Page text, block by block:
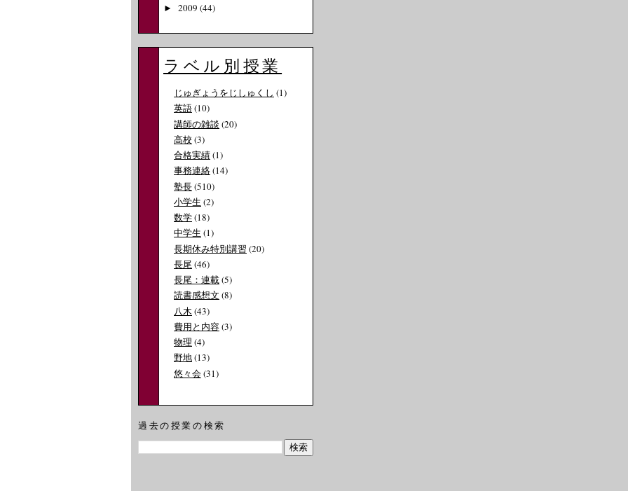
► 2009 (44)
ラベル別授業
じゅぎょうをじしゅくし (1)
英語(10)
講師の雑談 (20)
高校 (3)
合格実績(1)
事務連絡(14)
塾長(510)
小学生 (2)
数学(18)
中学生 (1)
長期休み特別講習 (20)
長尾(46)
長尾：連載(5)
読書感想文 (8)
八木 (43)
費用と内容(3)
物理 (4)
野地(13)
悠々会(31)
過去の授業の検索